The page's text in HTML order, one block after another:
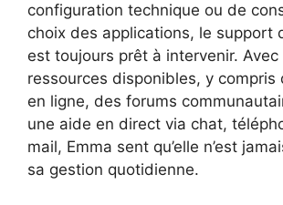
configuration technique ou de
choix des applications, le support
est toujours prêt à intervenir. Avec
ressources disponibles, y compris
en ligne, des forums
une aide en direct via chat,
mail, Emma sent qu’elle n’est
sa gestion quotidienne.